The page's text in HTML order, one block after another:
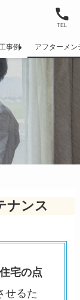
TEL
事例 アフターメン
ナンス
宅の点
せるた